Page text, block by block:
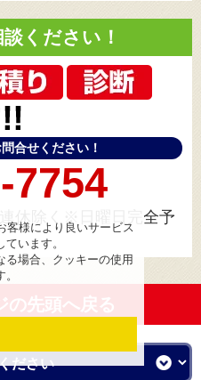
客様により良いサービス
います。
る場合、クッキーの使用
ください！
合せください！
7754
休除く※日曜日完全予
の先頭へ戻る